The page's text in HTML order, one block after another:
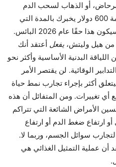
أو الذهاب لسحب الدم
شهريًا، أو الدوس على ميزان بقيمة 600 دولار يخبرك بالمدة التي
ستعيشها بناءً على تعرق قدمك. سيكون هذا حقًا عام 2026 البائس.
من هيل وليتش، يفعل أعتقد أنك
البدنية الأساسية وأكثر نحو
الوقائية. لن يقتصر الأمر
أكثر بإجراء تجارب نمط حياة
تغييرات. ومن المتفائل أن هذه
الأمراض الشائعة التي تتراكم
ارتفاع ضغط الدم أو ارتفاع
سوائل الجسم، وربما لا.
أن عملية التمثيل الغذائي هي